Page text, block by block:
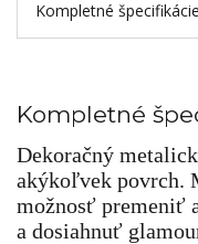
Kompletné špecifikácie
Kompletné
Dekoračný
akýkoľvek povrch.
možnosť premeniť
a dosiahnuť